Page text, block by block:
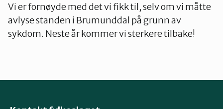
Vi er fornøyde med det vi fikk til, selv om vi måtte
avlyse standen i Brumunddal på grunn av
sykdom. Neste år kommer vi sterkere tilbake!